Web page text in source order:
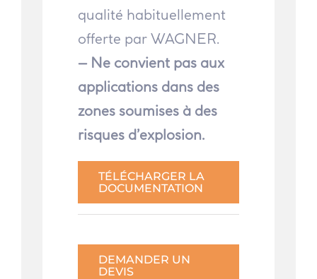
qualité habituellement
offerte par WAGNER.
– Ne convient pas aux
applications dans des
zones soumises à des
risques d’explosion.
TÉLÉCHARGER LA
DOCUMENTATION
DEMANDER UN
DEVIS